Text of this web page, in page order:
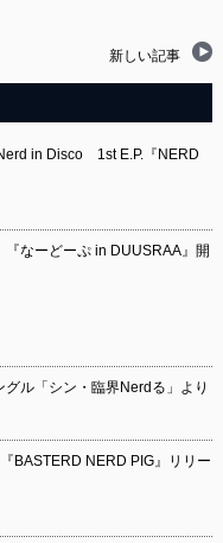
新しい記事
in Disco 1st E.P.『NERD
『なーどーぷ in DUUSRAA』開
ル「シン・臨界Nerdる」より
BASTERD NERD PIG』リリー